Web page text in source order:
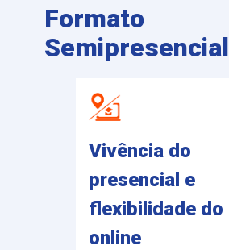
Formato
Semipresencial
Vivência do
presencial e
flexibilidade do
online